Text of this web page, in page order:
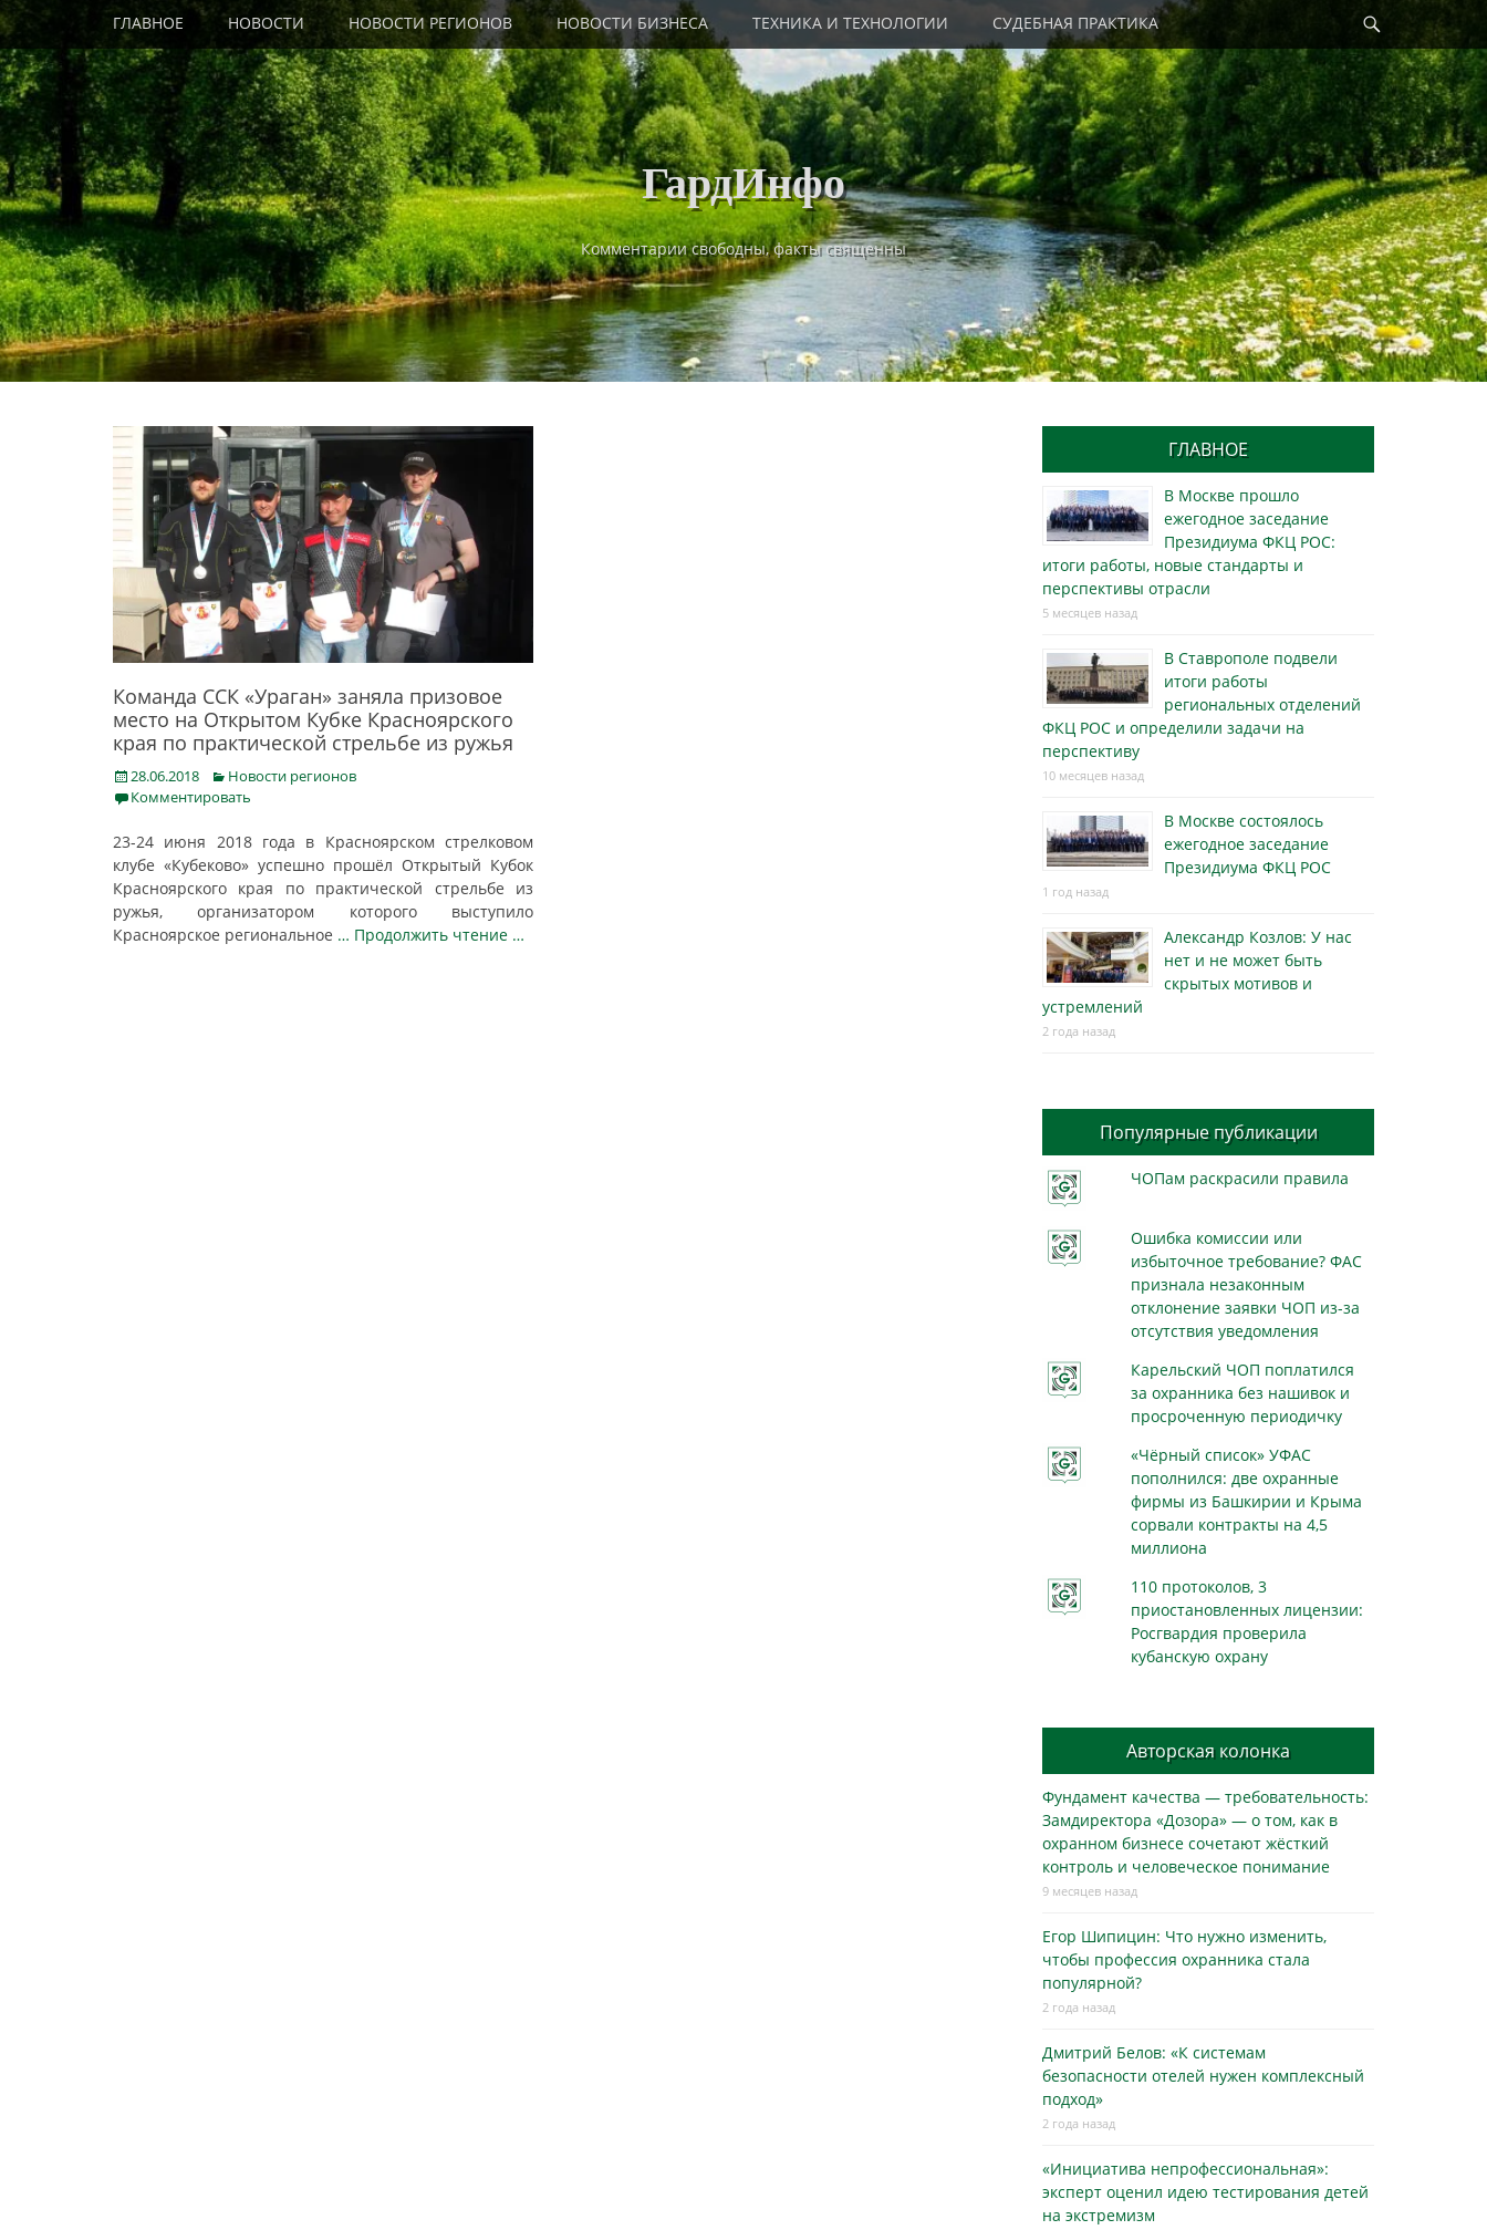
Skip
content
Primary Menu
ГЛАВНОЕ НОВОСТИ НОВОСТИ РЕГИОНОВ НОВОСТИ БИЗНЕСА ТЕХНИКА И ТЕХНОЛОГИИ СУДЕБНАЯ ПРАКТИКА
ГардИнфо
Комментарии свободны, факты священны
Команда ССК «Ураган» заняла призовое
место на Открытом Кубке Красноярского
края по практической стрельбе из ружья
Posted
on
28.06.2018 Categories
Новости регионов
Комментировать
23-24 июня 2018 года в Красноярском стрелковом
клубе «Кубеково» успешно прошёл Открытый Кубок
Красноярского края по практической стрельбе из
ружья, организатором которого выступило
Красноярское региональное … Продолжить чтение …
ГЛАВНОЕ
В Москве прошло
ежегодное заседание
Президиума ФКЦ РОС:
итоги работы, новые стандарты и
перспективы отрасли
5 месяцев назад
В Ставрополе подвели
итоги работы
региональных отделений
ФКЦ РОС и определили задачи на
перспективу
10 месяцев назад
В Москве состоялось
ежегодное заседание
Президиума ФКЦ РОС
1 год назад
Александр Козлов: У нас
нет и не может быть
скрытых мотивов и
устремлений
2 года назад
Популярные публикации
ЧОПам раскрасили правила
Ошибка комиссии или
избыточное требование? ФАС
признала незаконным
отклонение заявки ЧОП из-за
отсутствия уведомления
Карельский ЧОП поплатился
за охранника без нашивок и
просроченную периодичку
«Чёрный список» УФАС
пополнился: две охранные
фирмы из Башкирии и Крыма
сорвали контракты на 4,5
миллиона
110 протоколов, 3
приостановленных лицензии:
Росгвардия проверила
кубанскую охрану
Авторская колонка
Фундамент качества — требовательность:
Замдиректора «Дозора» — о том, как в
охранном бизнесe сочетают жёсткий
контроль и человеческое понимание
9 месяцев назад
Егор Шипицин: Что нужно изменить,
чтобы профессия охранника стала
популярной?
2 года назад
Дмитрий Белов: «К системам
безопасности отелей нужен комплексный
подход»
2 года назад
«Инициатива непрофессиональная»:
эксперт оценил идею тестирования детей
на экстремизм